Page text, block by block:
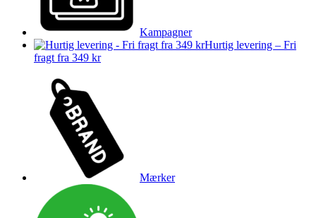
Kampagner
Hurtig levering – Fri
fragt fra 349 kr
Mærker